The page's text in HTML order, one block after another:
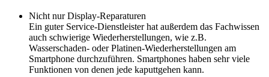
Nicht nur Display-Reparaturen
Ein guter Service-Dienstleister hat außerdem das Fachwissen
auch schwierige Wiederherstellungen, wie z.B.
Wasserschaden- oder Platinen-Wiederherstellungen am
Smartphone durchzuführen. Smartphones haben sehr viele
Funktionen von denen jede kaputtgehen kann.